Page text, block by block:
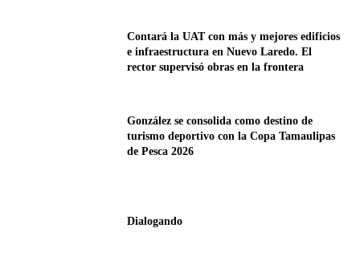
Contará la UAT con más y mejores edificios
e infraestructura en Nuevo Laredo. El
rector supervisó obras en la frontera
González se consolida como destino de
turismo deportivo con la Copa Tamaulipas
de Pesca 2026
Dialogando